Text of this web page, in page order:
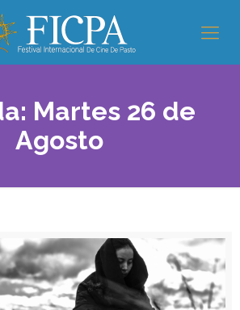
Martes 26 de
Agosto